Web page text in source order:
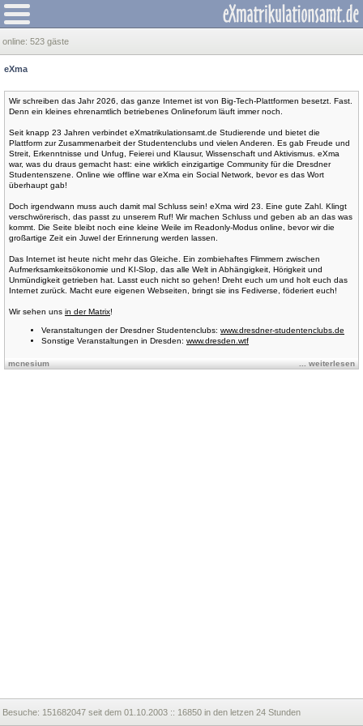
online: 523 gäste
eXma
Wir schreiben das Jahr 2026, das ganze Internet ist von Big-Tech-Plattformen besetzt. Fast.
Denn ein kleines ehrenamtlich betriebenes Onlineforum läuft immer noch.
Seit knapp 23 Jahren verbindet eXmatrikulationsamt.de Studierende und bietet die
Plattform zur Zusammenarbeit der Studentenclubs und vielen Anderen. Es gab Freude und
Streit, Erkenntnisse und Unfug, Feierei und Klausur, Wissenschaft und Aktivismus. eXma
war, was du draus gemacht hast: eine wirklich einzigartige Community für die Dresdner
Studentenszene. Online wie offline war eXma ein Social Network, bevor es das Wort
überhaupt gab!
Doch irgendwann muss auch damit mal Schluss sein! eXma wird 23. Eine gute Zahl. Klingt
verschwörerisch, das passt zu unserem Ruf! Wir machen Schluss und geben ab an das was
kommt. Die Seite bleibt noch eine kleine Weile im Readonly-Modus online, bevor wir die
großartige Zeit ein Juwel der Erinnerung werden lassen.
Das Internet ist heute nicht mehr das Gleiche. Ein zombiehaftes Flimmern zwischen
Aufmerksamkeitsökonomie und KI-Slop, das alle Welt in Abhängigkeit, Hörigkeit und
Unmündigkeit getrieben hat. Lasst euch nicht so gehen! Dreht euch um und holt euch das
Internet zurück. Macht eure eigenen Webseiten, bringt sie ins Fediverse, föderiert euch!
Wir sehen uns in der Matrix!
Veranstaltungen der Dresdner Studentenclubs: www.dresdner-studentenclubs.de
Sonstige Veranstaltungen in Dresden: www.dresden.wtf
mcnesium ... weiterlesen
Besuche: 151682047 seit dem 01.10.2003 :: 16850 in den letzen 24 Stunden